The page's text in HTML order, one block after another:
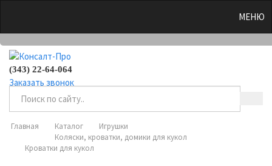
МЕНЮ
(343) 22-64-064
Заказать звонок
Главная Каталог
Игрушки
Коляски, кроватки, домики для кукол
Кроватки для кукол